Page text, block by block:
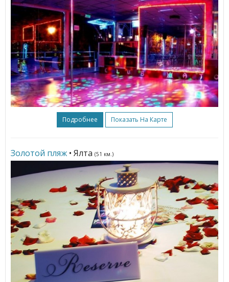
Подробнее Показать На Карте
Золотой пляж • Ялта (51 км.)